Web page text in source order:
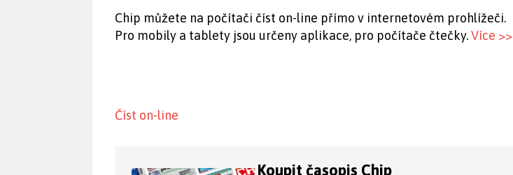
Chip můžete na počítači číst on-line přímo v internetovém prohlížeči.
Pro mobily a tablety jsou určeny aplikace, pro počítače čtečky.Více >>
Číst on-line
Koupit časopis Chip